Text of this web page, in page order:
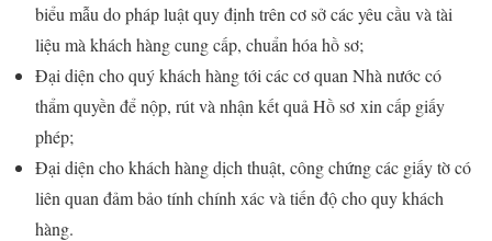
biểu mẫu do pháp luật quy định trên cơ sở các yêu cầu và tài
liệu mà khách hàng cung cấp, chuẩn hóa hồ sơ;
Đại diện cho quý khách hàng tới các cơ quan Nhà nước có
thẩm quyền để nộp, rút và nhận kết quả Hồ sơ xin cấp giấy
phép;
Đại diện cho khách hàng dịch thuật, công chứng các giấy tờ có
liên quan đảm bảo tính chính xác và tiến độ cho quy khách
hàng.